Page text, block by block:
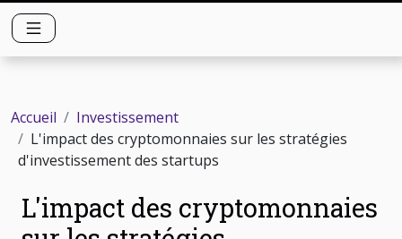
Accueil
Investissement
L'impact des cryptomonnaies sur les stratégies
d'investissement des startups
L'impact des cryptomonnaies